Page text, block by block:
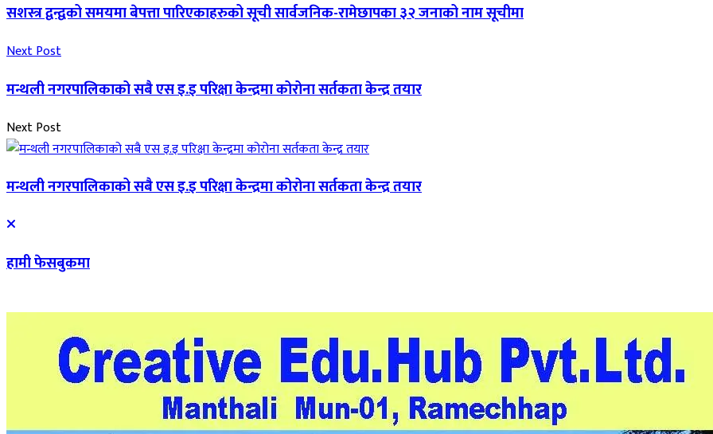
सशस्त्र द्वन्द्वको समयमा बेपत्ता पारिएकाहरुको सूची सार्वजनिक-रामेछापका ३२ जनाको नाम सूचीमा
Next Post
मन्थली नगरपालिकाको सबै एस इ.इ परिक्षा केन्द्रमा कोरोना सर्तकता केन्द्र तयार
Next Post
मन्थली नगरपालिकाको सबै एस इ.इ परिक्षा केन्द्रमा कोरोना सर्तकता केन्द्र तयार
हामी फेसबुकमा